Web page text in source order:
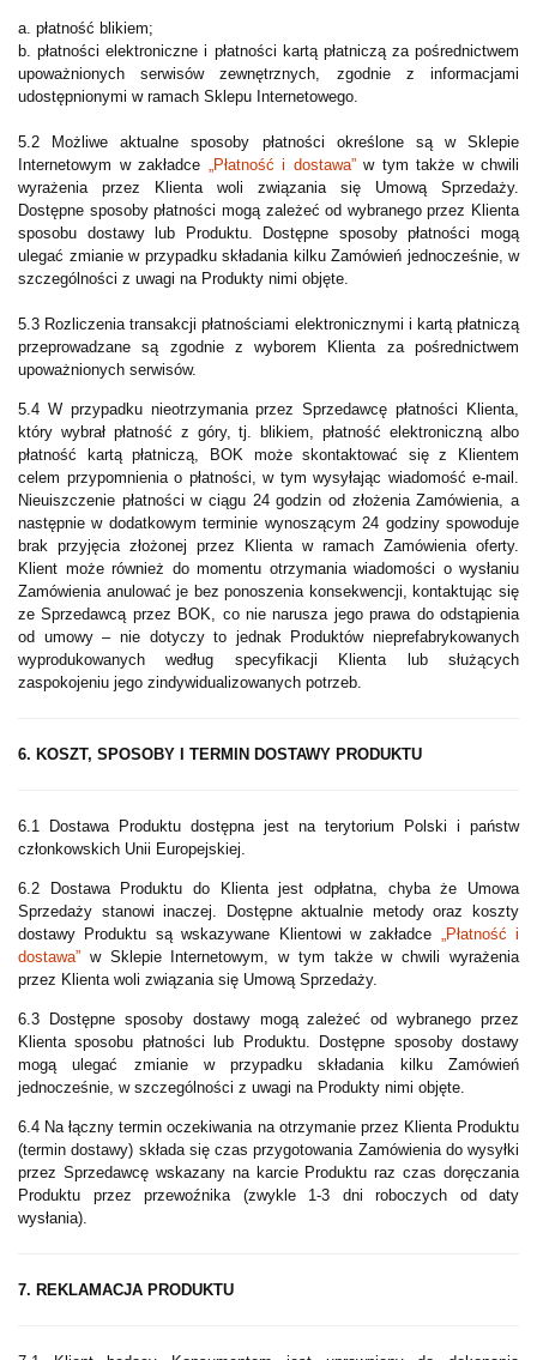
a. płatność blikiem;
b. płatności elektroniczne i płatności kartą płatniczą za pośrednictwem
upoważnionych serwisów zewnętrznych, zgodnie z informacjami
udostępnionymi w ramach Sklepu Internetowego.
5.2 Możliwe aktualne sposoby płatności określone są w Sklepie
Internetowym w zakładce „Płatność i dostawa”w tym także w chwili
wyrażenia przez Klienta woli związania się Umową Sprzedaży.
Dostępne sposoby płatności mogą zależeć od wybranego przez Klienta
sposobu dostawy lub Produktu. Dostępne sposoby płatności mogą
ulegać zmianie w przypadku składania kilku Zamówień jednocześnie, w
szczególności z uwagi na Produkty nimi objęte.
5.3 Rozliczenia transakcji płatnościami elektronicznymi i kartą płatniczą
przeprowadzane są zgodnie z wyborem Klienta za pośrednictwem
upoważnionych serwisów.
5.4 W przypadku nieotrzymania przez Sprzedawcę płatności Klienta,
który wybrał płatność z góry, tj. blikiem, płatność elektroniczną albo
płatność kartą płatniczą, BOK może skontaktować się z Klientem
celem przypomnienia o płatności, w tym wysyłając wiadomość e-mail.
Nieuiszczenie płatności w ciągu 24 godzin od złożenia Zamówienia, a
następnie w dodatkowym terminie wynoszącym 24 godziny spowoduje
brak przyjęcia złożonej przez Klienta w ramach Zamówienia oferty.
Klient może również do momentu otrzymania wiadomości o wysłaniu
Zamówienia anulować je bez ponoszenia konsekwencji, kontaktując się
ze Sprzedawcą przez BOK, co nie narusza jego prawa do odstąpienia
od umowy – nie dotyczy to jednak Produktów nieprefabrykowanych
wyprodukowanych według specyfikacji Klienta lub służących
zaspokojeniu jego zindywidualizowanych potrzeb.
6. KOSZT, SPOSOBY I TERMIN DOSTAWY PRODUKTU
6.1 Dostawa Produktu dostępna jest na terytorium Polski i państw
członkowskich Unii Europejskiej.
6.2 Dostawa Produktu do Klienta jest odpłatna, chyba że Umowa
Sprzedaży stanowi inaczej. Dostępne aktualnie metody oraz koszty
dostawy Produktu są wskazywane Klientowi w zakładce „Płatność i
dostawa” w Sklepie Internetowym, w tym także w chwili wyrażenia
przez Klienta woli związania się Umową Sprzedaży.
6.3 Dostępne sposoby dostawy mogą zależeć od wybranego przez
Klienta sposobu płatności lub Produktu. Dostępne sposoby dostawy
mogą ulegać zmianie w przypadku składania kilku Zamówień
jednocześnie, w szczególności z uwagi na Produkty nimi objęte.
6.4 Na łączny termin oczekiwania na otrzymanie przez Klienta Produktu
(termin dostawy) składa się czas przygotowania Zamówienia do wysyłki
przez Sprzedawcę wskazany na karcie Produktu raz czas doręczania
Produktu przez przewoźnika (zwykle 1-3 dni roboczych od daty
wysłania).
7. REKLAMACJA PRODUKTU